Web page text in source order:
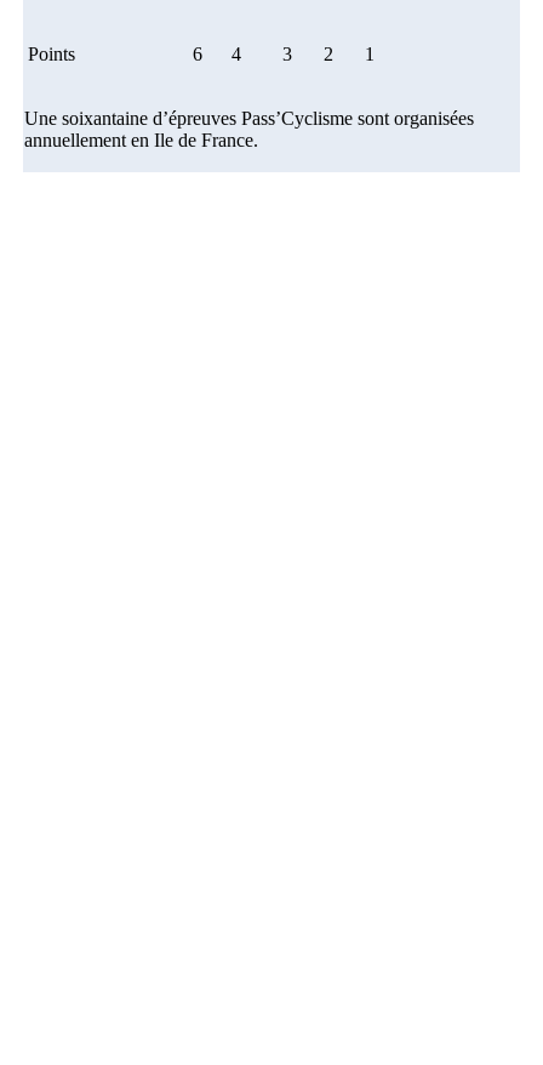
Points 6 4 3 2 1
Une soixantaine d’épreuves Pass’Cyclisme sont organisées
annuellement en Ile de France.